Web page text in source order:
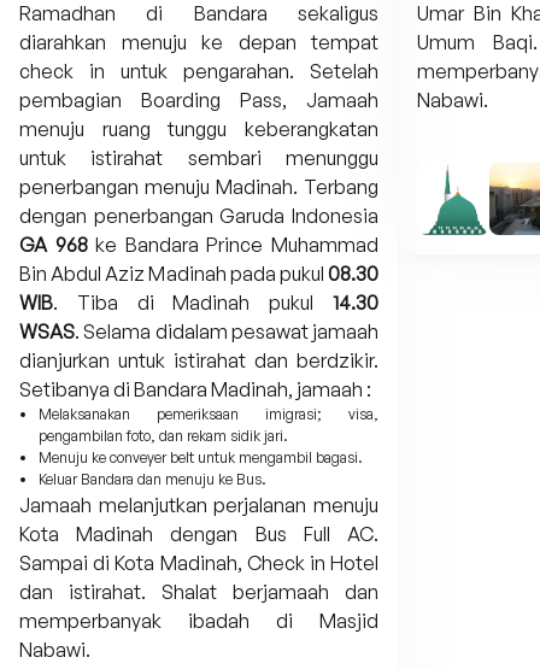
Ramadhan di Bandara sekaligus
diarahkan menuju ke depan tempat
check in untuk pengarahan. Setelah
pembagian Boarding Pass, Jamaah
menuju ruang tunggu keberangkatan
untuk istirahat sembari menunggu
penerbangan menuju Madinah. Terbang
dengan penerbangan Garuda Indonesia
GA 968ke Bandara Prince Muhammad
Bin Abdul Aziz Madinah pada pukul 08.30
WIB. Tiba di Madinah pukul 14.30
WSAS. Selama didalam pesawat jamaah
dianjurkan untuk istirahat dan berdzikir.
Setibanya di Bandara Madinah, jamaah :
Melaksanakan pemeriksaan imigrasi; visa,
pengambilan foto, dan rekam sidik jari.
Menuju ke conveyer belt untuk mengambil bagasi.
Keluar Bandara dan menuju ke Bus.
Jamaah melanjutkan perjalanan menuju
Kota Madinah dengan Bus Full AC.
Sampai di Kota Madinah, Check in Hotel
dan istirahat. Shalat berjamaah dan
memperbanyak ibadah di Masjid
Nabawi.
Umar Bin
Umum
Nabawi.